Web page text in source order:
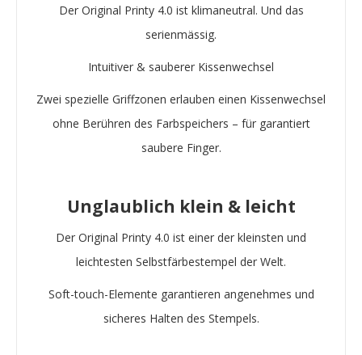
Der Original Printy 4.0 ist klimaneutral. Und das
serienmässig.
Intuitiver & sauberer Kissenwechsel
Zwei spezielle Griffzonen erlauben einen Kissenwechsel
ohne Berühren des Farbspeichers – für garantiert
saubere Finger.
Unglaublich klein & leicht
Der Original Printy 4.0 ist einer der kleinsten und
leichtesten Selbstfärbestempel der Welt.
Soft-touch-Elemente garantieren angenehmes und
sicheres Halten des Stempels.